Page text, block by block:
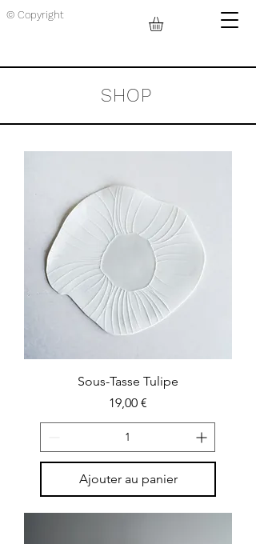
© Copyright
SHOP
Sous-Tasse Tulipe
Prix
19,00 €
Ajouter au panier